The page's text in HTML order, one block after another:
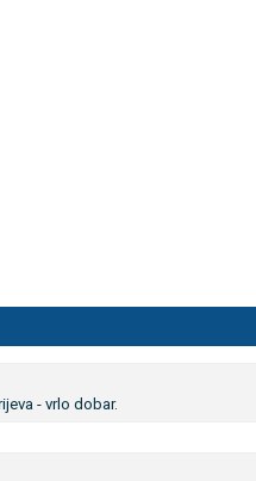
- vrlo dobar.